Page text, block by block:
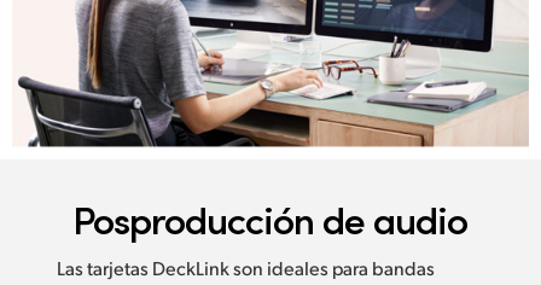
Posproducción de audio
Las tarjetas DeckLink son ideales para bandas